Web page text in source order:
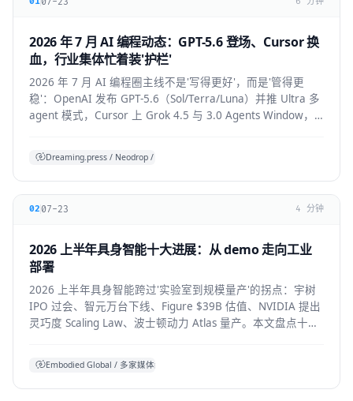
2026 年 7 月 AI 编程动态：GPT-5.6 登场、Cursor 换
血，行业集体忙着装'护栏'
2026 年 7 月 AI 编程圈主线不是'写得更好'，而是'管得更
稳'：OpenAI 发布 GPT-5.6（Sol/Terra/Luna）并推 Ultra 多
agent 模式，Cursor 上 Grok 4.5 与 3.0 Agents Window，
Dreaming.press / Neodrop / SDD 综合
02 07-23 4 分钟
2026 上半年具身智能十大进展：从 demo 走向工业
部署
2026 上半年具身智能跨过'实验室到规模量产'的拐点：宇树
IPO 过会、智元万台下线、Figure $39B 估值、NVIDIA 提出
灵巧度 Scaling Law、波士顿动力 Atlas 量产。本文盘点十大
Embodied Global / 多家媒体综合